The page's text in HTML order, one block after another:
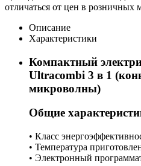
отличаться от цен в розничных
Описание
Характеристики
Компактный
Ultracombi 3 в 1
микроволны)
Общие
• Класс
• Температура
• Электронный